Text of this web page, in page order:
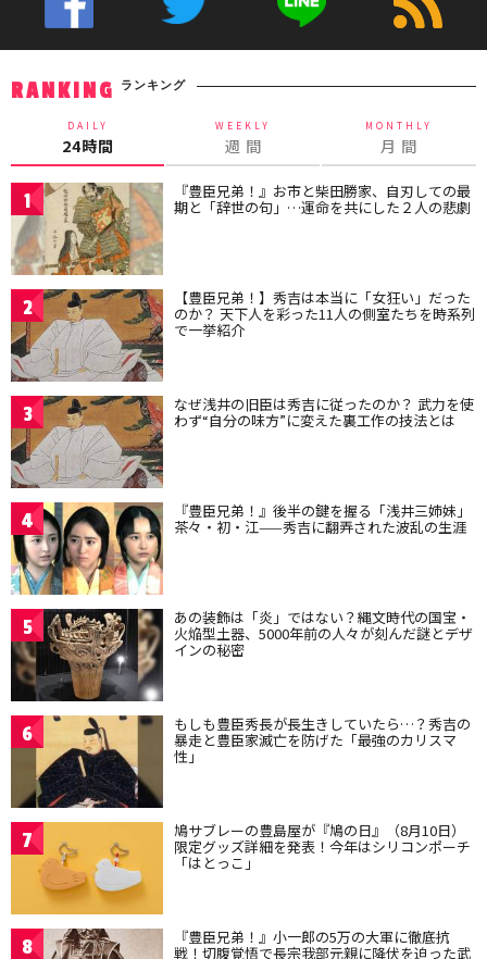
RANKING ランキング
DAILY
24時間
WEEKLY
週 間
MONTHLY
月 間
1 『豊臣兄弟！』お市と柴田勝家、自刃しての最
期と「辞世の句」…運命を共にした２人の悲劇
2 【豊臣兄弟！】秀吉は本当に「女狂い」だった
のか？ 天下人を彩った11人の側室たちを時系列
で一挙紹介
3 なぜ浅井の旧臣は秀吉に従ったのか？ 武力を使
わず“自分の味方”に変えた裏工作の技法とは
4 『豊臣兄弟！』後半の鍵を握る「浅井三姉妹」
茶々・初・江——秀吉に翻弄された波乱の生涯
5 あの装飾は「炎」ではない？縄文時代の国宝・
火焔型土器、5000年前の人々が刻んだ謎とデザ
インの秘密
6 もしも豊臣秀長が長生きしていたら…？秀吉の
暴走と豊臣家滅亡を防げた「最強のカリスマ
性」
7 鳩サブレーの豊島屋が『鳩の日』（8月10日）
限定グッズ詳細を発表！今年はシリコンポーチ
「はとっこ」
8 『豊臣兄弟！』小一郎の5万の大軍に徹底抗
戦！切腹覚悟で長宗我部元親に降伏を迫った武